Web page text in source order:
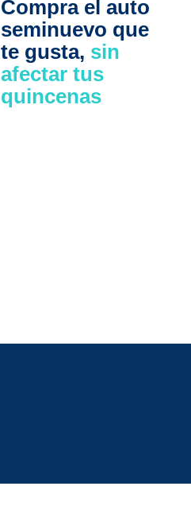
Compra el auto
seminuevo que
te gusta, sin
afectar tus
quincenas